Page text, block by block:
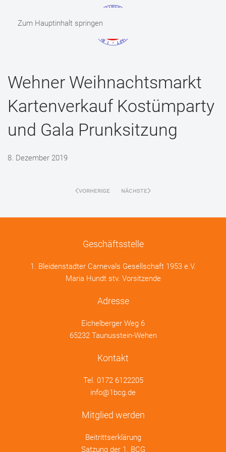
Zum Hauptinhalt springen
MENÜ
Wehner Weihnachtsmarkt
Kartenverkauf Kostümparty
und Gala Prunksitzung
8. Dezember 2019
VORHERIGE NÄCHSTE
Geschäftsstelle
1. Bleidenstadter Carnevals Gesellschaft 1953 e.V.
Maria Hundt stv. Vorsitzende
Adresse
Eichelberger Weg 6
65232 Taunusstein-Wehen
Kontakt
Tel. 0172 6122205
info@1bcg.de
Mitglied werden
Beitrittserklärung
Satzung der 1. BCG